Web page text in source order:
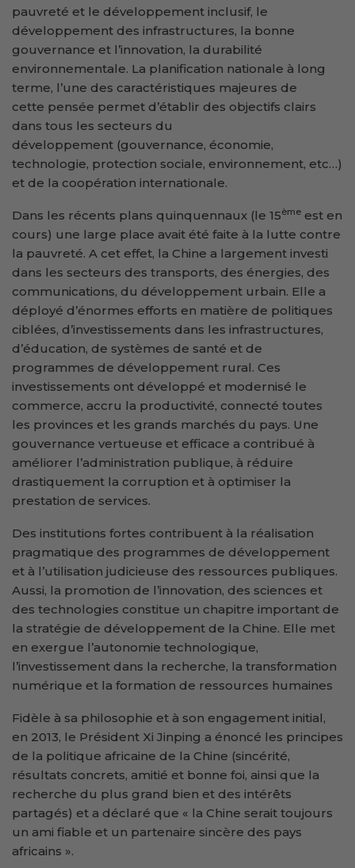
pauvreté et le développement inclusif, le
développement des infrastructures, la bonne
gouvernance et l’innovation, la durabilité
environnementale. La planification nationale à long
terme, l’une des caractéristiques majeures de
cette pensée permet d’établir des objectifs clairs
dans tous les secteurs du
développement (gouvernance, économie,
technologie, protection sociale, environnement, etc…)
et de la coopération internationale.
Dans les récents plans quinquennaux (le 15ème est en
cours) une large place avait été faite à la lutte contre
la pauvreté. A cet effet, la Chine a largement investi
dans les secteurs des transports, des énergies, des
communications, du développement urbain. Elle a
déployé d’énormes efforts en matière de politiques
ciblées, d’investissements dans les infrastructures,
d’éducation, de systèmes de santé et de
programmes de développement rural. Ces
investissements ont développé et modernisé le
commerce, accru la productivité, connecté toutes
les provinces et les grands marchés du pays. Une
gouvernance vertueuse et efficace a contribué à
améliorer l’administration publique, à réduire
drastiquement la corruption et à optimiser la
prestation de services.
Des institutions fortes contribuent à la réalisation
pragmatique des programmes de développement
et à l’utilisation judicieuse des ressources publiques.
Aussi, la promotion de l’innovation, des sciences et
des technologies constitue un chapitre important de
la stratégie de développement de la Chine. Elle met
en exergue l’autonomie technologique,
l’investissement dans la recherche, la transformation
numérique et la formation de ressources humaines
Fidèle à sa philosophie et à son engagement initial,
en 2013, le Président Xi Jinping a énoncé les principes
de la politique africaine de la Chine (sincérité,
résultats concrets, amitié et bonne foi, ainsi que la
recherche du plus grand bien et des intérêts
partagés) et a déclaré que « la Chine serait toujours
un ami fiable et un partenaire sincère des pays
africains ».